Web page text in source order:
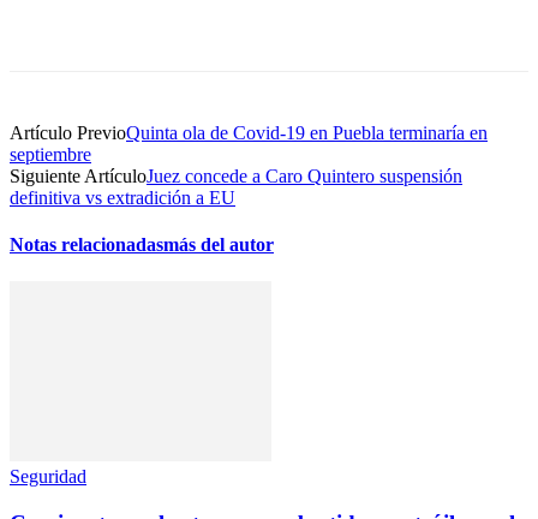
Artículo PrevioQuinta ola de Covid-19 en Puebla terminaría en
septiembre
Siguiente ArtículoJuez concede a Caro Quintero suspensión
definitiva vs extradición a EU
Notas relacionadasmás del autor
Seguridad